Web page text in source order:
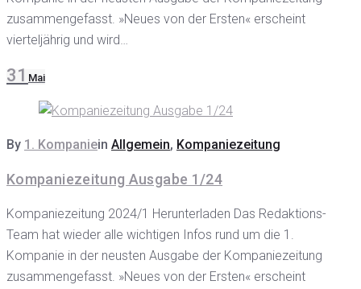
zusammengefasst. »Neues von der Ersten« erscheint
vierteljährig und wird…
31 Mai
By 1. Kompaniein Allgemein, Kompaniezeitung
Kompaniezeitung Ausgabe 1/24
Kompaniezeitung 2024/1 Herunterladen Das Redaktions-
Team hat wieder alle wichtigen Infos rund um die 1.
Kompanie in der neusten Ausgabe der Kompaniezeitung
zusammengefasst. »Neues von der Ersten« erscheint